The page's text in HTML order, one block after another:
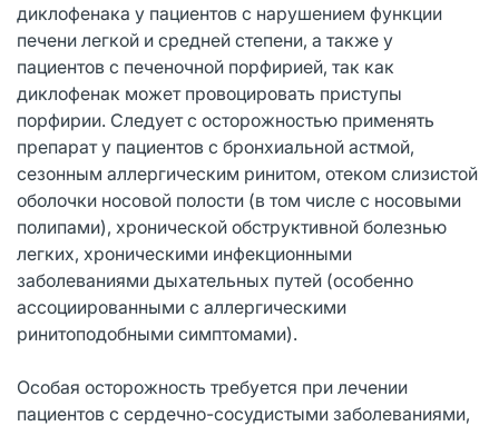
диклофенака у пациентов с нарушением функции
печени легкой и средней степени, а также у
пациентов с печеночной порфирией, так как
диклофенак может провоцировать приступы
порфирии. Следует с осторожностью применять
препарат у пациентов с бронхиальной астмой,
сезонным аллергическим ринитом, отеком слизистой
оболочки носовой полости (в том числе с носовыми
полипами), хронической обструктивной болезнью
легких, хроническими инфекционными
заболеваниями дыхательных путей (особенно
ассоциированными с аллергическими
ринитоподобными симптомами).
Особая осторожность требуется при лечении
пациентов с сердечно-сосудистыми заболеваниями,